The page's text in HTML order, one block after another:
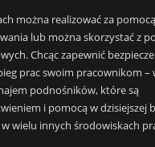
można realizować za pomocą
lub można skorzystać z
Chcąc zapewnić
prac swoim pracownikom –
podnośników, które są
i pomocą w dzisiejszej
wielu innych środowiskach